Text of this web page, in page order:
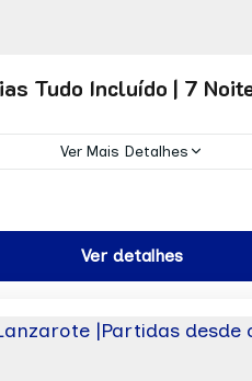
Tudo Incluído | 7
Ver Mais Detalhes
pessoa desde: 784€
Ver detalhes